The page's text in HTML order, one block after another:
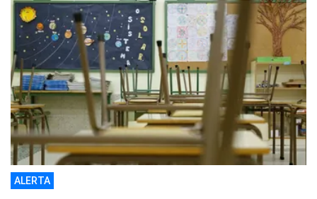
ALERTA